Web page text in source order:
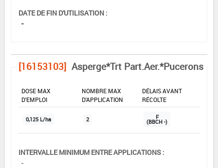
DATE DE FIN D'UTILISATION :
-
[16153103] Asperge*Trt Part.Aer.*Pucerons
DOSE MAX
D'EMPLOI
NOMBRE MAX
D'APPLICATION
DÉLAIS AVANT
RÉCOLTE
0,125 L/ha 2 F
(BBCH -)
INTERVALLE MINIMUM ENTRE APPLICATIONS :
-